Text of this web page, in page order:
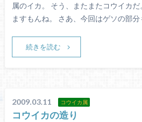
属のイカ。 そう、またまたコウイカ
ますもんね。 さあ、今回はゲソの部
続きを読む
2009.03.11 コウイカ属
コウイカの造り